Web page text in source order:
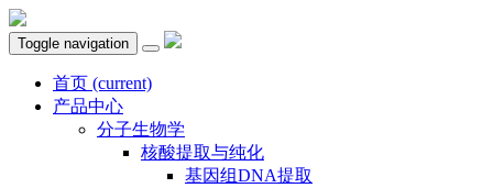
Toggle navigation
首页 (current)
产品中心
分子生物学
核酸提取与纯化
基因组DNA提取